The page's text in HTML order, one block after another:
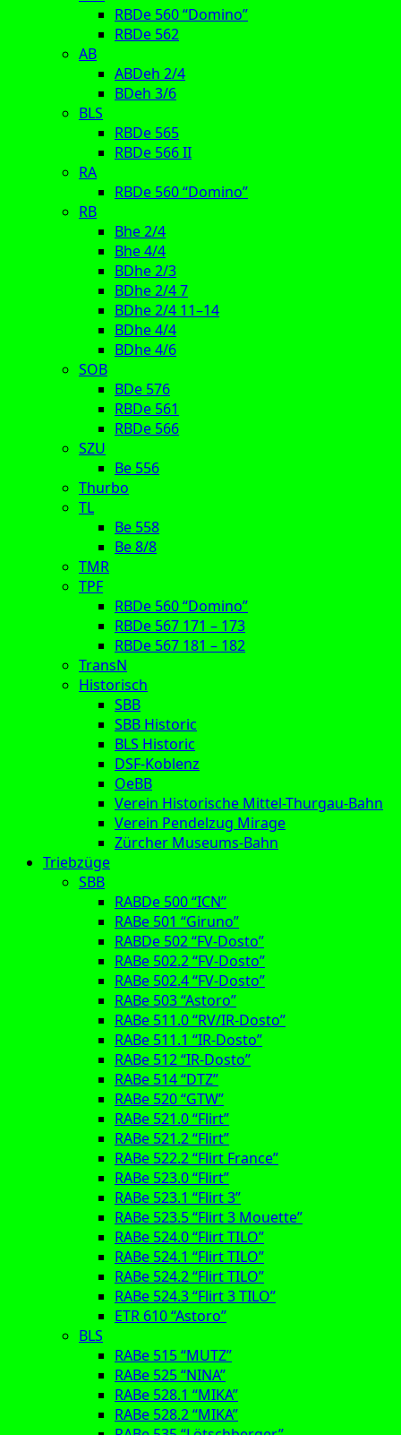
RBDe 560 “Domino”
RBDe 562
AB
ABDeh 2/4
BDeh 3/6
BLS
RBDe 565
RBDe 566 II
RA
RBDe 560 “Domino”
RB
Bhe 2/4
Bhe 4/4
BDhe 2/3
BDhe 2/4 7
BDhe 2/4 11–14
BDhe 4/4
BDhe 4/6
SOB
BDe 576
RBDe 561
RBDe 566
SZU
Be 556
Thurbo
TL
Be 558
Be 8/8
TMR
TPF
RBDe 560 “Domino”
RBDe 567 171 – 173
RBDe 567 181 – 182
TransN
Historisch
SBB
SBB Historic
BLS Historic
DSF-Koblenz
OeBB
Verein Historische Mittel-Thurgau-Bahn
Verein Pendelzug Mirage
Zürcher Museums-Bahn
Triebzüge
SBB
RABDe 500 “ICN”
RABe 501 “Giruno”
RABDe 502 “FV-Dosto”
RABe 502.2 “FV-Dosto”
RABe 502.4 “FV-Dosto”
RABe 503 “Astoro”
RABe 511.0 “RV/IR-Dosto”
RABe 511.1 “IR-Dosto”
RABe 512 “IR-Dosto”
RABe 514 “DTZ”
RABe 520 “GTW”
RABe 521.0 “Flirt”
RABe 521.2 “Flirt”
RABe 522.2 “Flirt France”
RABe 523.0 “Flirt”
RABe 523.1 “Flirt 3”
RABe 523.5 “Flirt 3 Mouette”
RABe 524.0 “Flirt TILO”
RABe 524.1 “Flirt TILO”
RABe 524.2 “Flirt TILO”
RABe 524.3 “Flirt 3 TILO”
ETR 610 “Astoro”
BLS
RABe 515 “MUTZ”
RABe 525 “NINA”
RABe 528.1 “MIKA”
RABe 528.2 “MIKA”